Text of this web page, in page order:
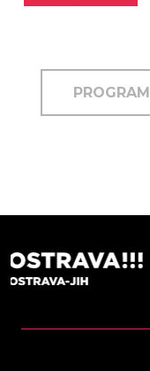
PROGRAM